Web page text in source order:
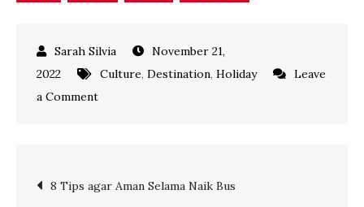
November 21,
2022
Culture, Destination, Holiday
Leave
a Commenton
Rayakan
Post
8 Tips agar Aman Selama Naik Bus